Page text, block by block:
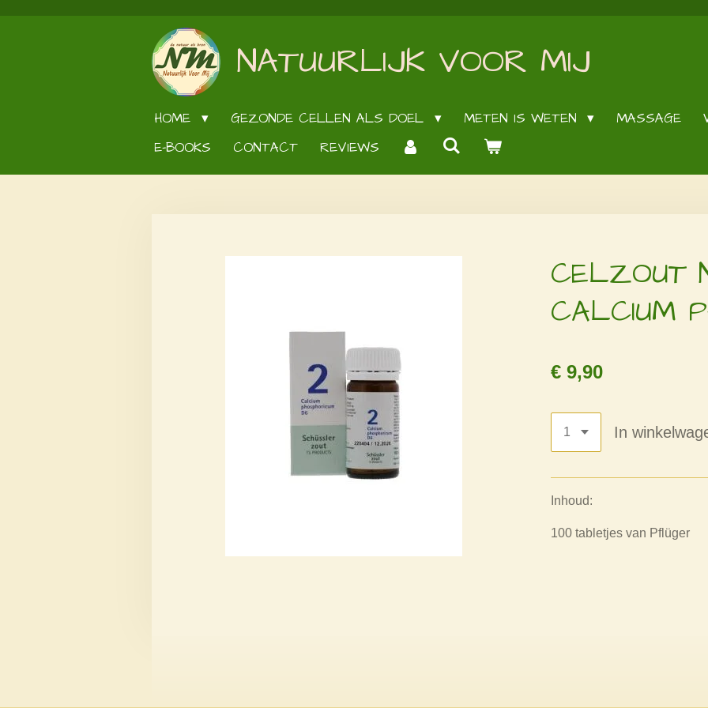
NATUURLIJK VOOR MIJ
HOME GEZONDE CELLEN ALS DOEL METEN IS WETEN MASSAGE
E-BOOKS
CONTACT REVIEWS
CELZOUT
CALCIUM
€ 9,90
In
Inhoud:
100 tabletjes van Pflüger